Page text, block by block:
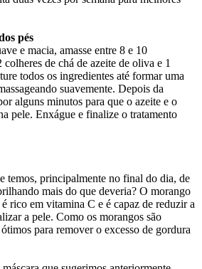
pés
e macia, amasse entre 8 e 10
de chá de azeite de oliva e 1
todos os ingredientes até formar uma
suavemente. Depois da
alguns minutos para que o azeite e o
pele. Enxágue e finalize o tratamento
temos, principalmente no final do dia, de
mais do que deveria? O morango
rico em vitamina C e é capaz de reduzir a
a pele. Como os morangos são
para remover o excesso de gordura